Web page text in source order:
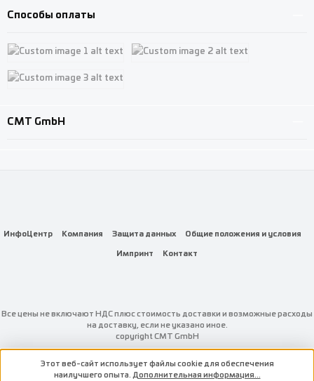
Способы оплаты
Custom image 1
CMT GmbH
ИнфоЦентр Компания Защита данных
Общие положения и условия
Импринт
Контакт
Все цены не включают НДС плюс стоимость доставкии возможные расходы
на доставку, если не указано иное.
copyright CMT GmbH
Этот веб-сайт использует файлы cookie для обеспечения
наилучшего опыта. Дополнительная информация...